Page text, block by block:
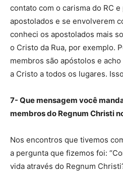
contato com o carisma do RC
apostolados e se envolverem
conheci os apostolados mais
o Cristo da Rua, por exemplo.
membros são apóstolos e
a Cristo a todos os lugares.
7- Que mensagem você
membros do Regnum Christi
Nos encontros que tivemos
a pergunta que fizemos foi:
vida através do Regnum